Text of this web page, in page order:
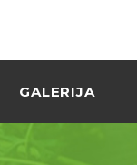
GALERIJA